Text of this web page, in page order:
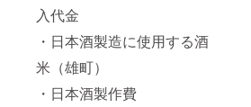
入代金
・日本酒製造に使用する酒
米（雄町）
・日本酒製作費